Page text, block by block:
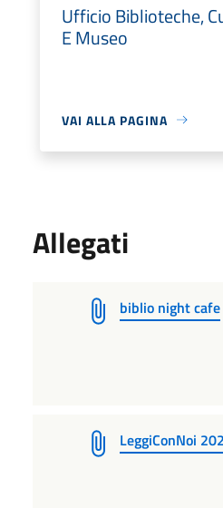
Ufficio Biblioteche,
E Museo
VAI ALLA PAGINA
Allegati
biblio night cafe
LeggiConNoi